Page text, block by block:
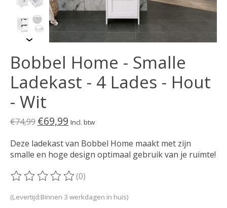
Bobbel Home - Smalle
Ladekast - 4 Lades - Hout
- Wit
€74,99 €69,99 Incl. btw
Deze ladekast van Bobbel Home maakt met zijn
smalle en hoge design optimaal gebruik van je ruimte!
De beoordeling van dit product is
(0)
(Levertijd:Binnen 3 werkdagen in huis)